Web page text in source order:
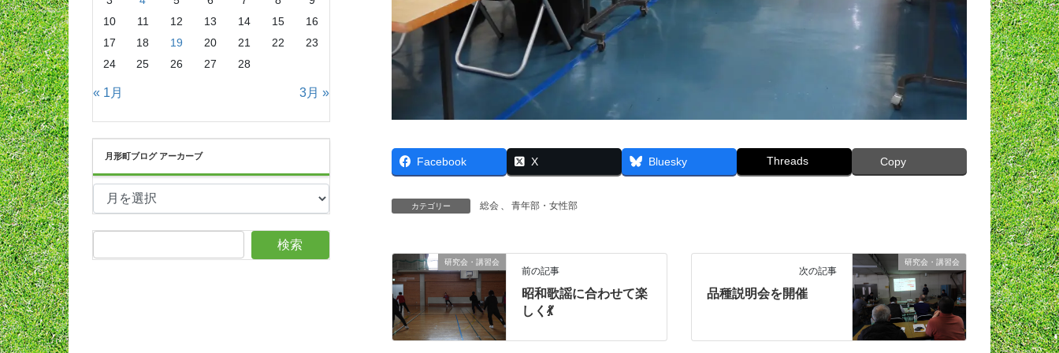
Facebook X Bluesky Threads Copy
カテゴリー 総会 、 青年部・女性部
研究会・講習会
前の記事
昭和歌謡に合わせて楽
しく💃
研究会・講習会
次の記事
品種説明会を開催
10
11 12 13 14 15
16
17
18 19 20 21 22
23
24
25 26 27 28
« 1月 3月 »
月形町ブログ アーカーブ
月
ロ